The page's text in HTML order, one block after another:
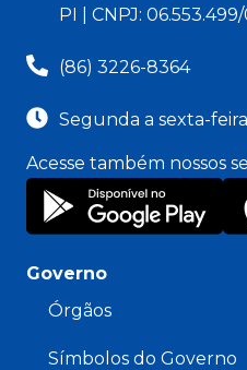
PI | CNPJ:
(86) 3226-8364
Segunda a sexta-
Acesse também nossos
Governo
Órgãos
Símbolos do Governo